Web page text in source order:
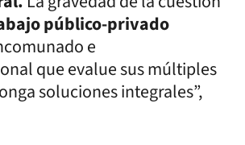
público-privado
e
que evalue sus múltiples
soluciones integrales”,